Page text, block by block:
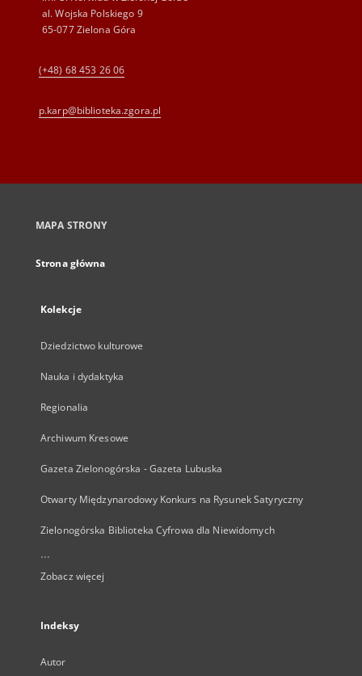
al. Wojska Polskiego 9
65-077 Zielona Góra
(+48) 68 453 26 06
p.karp@biblioteka.zgora.pl
MAPA STRONY
Strona główna
Kolekcje
Dziedzictwo kulturowe
Nauka i dydaktyka
Regionalia
Archiwum Kresowe
Gazeta Zielonogórska - Gazeta Lubuska
Otwarty Międzynarodowy Konkurs na Rysunek Satyryczny
Zielonogórska Biblioteka Cyfrowa dla Niewidomych
...
Zobacz więcej
Indeksy
Autor